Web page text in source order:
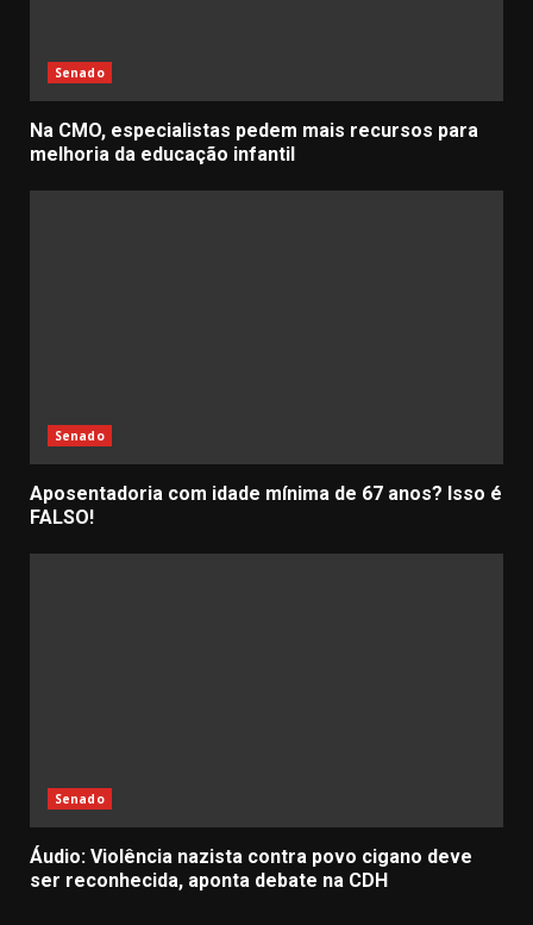
Senado
Na CMO, especialistas pedem mais recursos para
melhoria da educação infantil
Senado
Aposentadoria com idade mínima de 67 anos? Isso é
FALSO!
Senado
Áudio: Violência nazista contra povo cigano deve
ser reconhecida, aponta debate na CDH